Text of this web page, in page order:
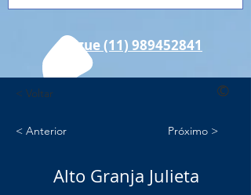
Ligue (11) 989452841
< Voltar
< Anterior
©
Próximo >
Alto Granja Julieta